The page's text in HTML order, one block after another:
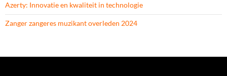
Azerty: Innovatie en kwaliteit in technologie
Zanger zangeres muzikant overleden 2024